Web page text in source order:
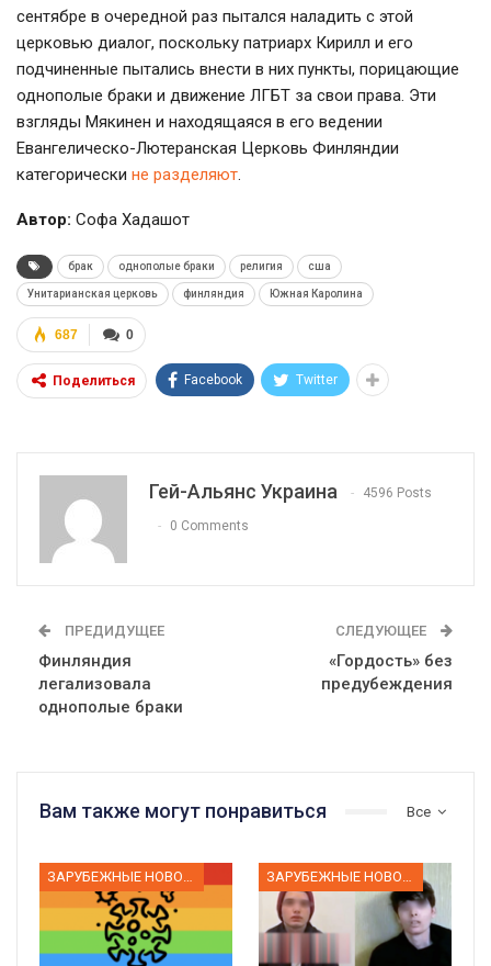
сентябре в очередной раз пытался наладить с этой
церковью диалог, поскольку патриарх Кирилл и его
подчиненные пытались внести в них пункты, порицающие
однополые браки и движение ЛГБТ за свои права. Эти
взгляды Мякинен и находящаяся в его ведении
Евангелическо-Лютеранская Церковь Финляндии
категорически не разделяют.
Автор: Софа Хадашот
брак однополые браки религия сша
Унитарианская церковь финляндия Южная Каролина
0
687
Поделиться Facebook Twitter
Гей-Альянс Украина 4596 Posts
0 Comments
ПРЕДИДУЩЕЕ
Финляндия
легализовала
однополые браки
СЛЕДУЮЩЕЕ
«Гордость» без
предубеждения
Все
Вам также могут понравиться